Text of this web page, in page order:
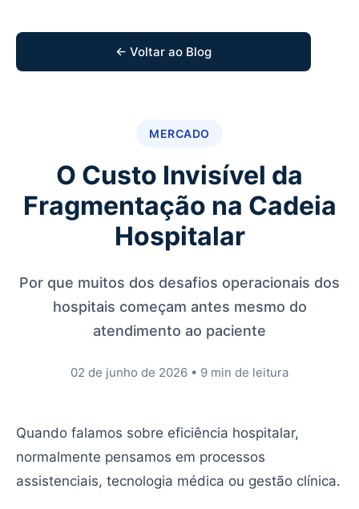
← Voltar ao Blog
MERCADO
O Custo Invisível da
Fragmentação na Cadeia
Hospitalar
Por que muitos dos desafios operacionais dos
hospitais começam antes mesmo do
atendimento ao paciente
02 de junho de 2026 • 9 min de leitura
Quando falamos sobre eficiência hospitalar,
normalmente pensamos em processos
assistenciais, tecnologia médica ou gestão clínica.